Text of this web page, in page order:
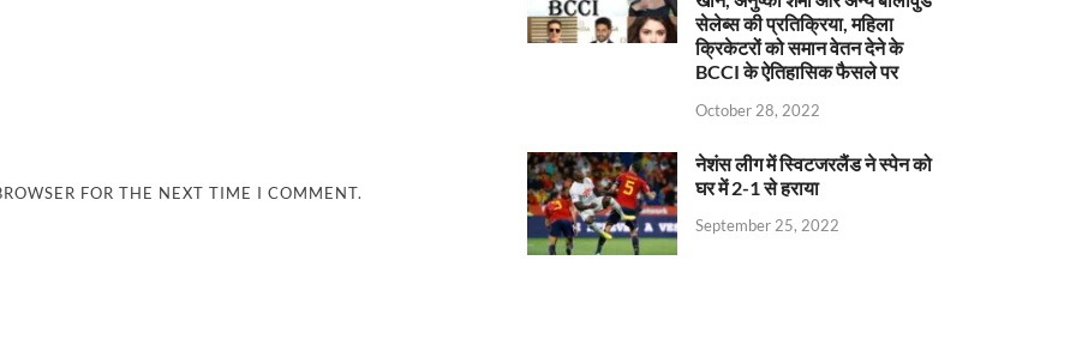
FOR THE NEXT TIME I COMMENT.
सेलेब्स की प्रतिक्रिया, महिला
क्रिकेटरों को समान वेतन देने के
BCCI के ऐतिहासिक फैसले पर
October 28, 2022
नेशंस लीग में स्विटजरलैंड ने स्पेन को
घर में 2-1 से हराया
September 25, 2022